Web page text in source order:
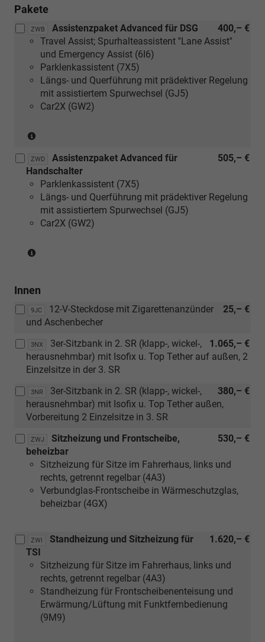
Pakete
ZWB 400,– €
Assistenzpaket Advanced für DSG
Travel Assist; Spurhalteassistent ''Lane Assist''
und Emergency Assist (6I6)
Parklenkassistent (7X5)
Längs- und Querführung mit prädektiver Regelung
mit assistiertem Spurwechsel (GJ5)
Car2X (GW2)
Verbindung
mit
DSG)
ZWD 505,– €
Assistenzpaket Advanced für
Handschalter
Parklenkassistent (7X5)
Längs- und Querführung mit prädektiver Regelung
mit assistiertem Spurwechsel (GJ5)
Car2X (GW2)
mit
Handschalter)
Innen
9JC 25,– €
12-V-Steckdose mit Zigarettenanzünder
und Aschenbecher
3NX 1.065,– €
3er-Sitzbank in 2. SR (klapp-, wickel-,
herausnehmbar) mit Isofix u. Top Tether auf außen, 2
Einzelsitze in der 3. SR
3NR 380,– €
3er-Sitzbank in 2. SR (klapp-, wickel-,
herausnehmbar) mit Isofix u. Top Tether außen,
Vorbereitung 2 Einzelsitze in 3. SR
ZWJ 530,– €
Sitzheizung und Frontscheibe,
beheizbar
Sitzheizung für Sitze im Fahrerhaus, links und
rechts, getrennt regelbar (4A3)
Verbundglas-Frontscheibe in Wärmeschutzglas,
beheizbar (4GX)
ZWI 1.620,– €
Standheizung und Sitzheizung für
TSI
Sitzheizung für Sitze im Fahrerhaus, links und
rechts, getrennt regelbar (4A3)
Standheizung für Frontscheibenenteisung und
Erwärmung/Lüftung mit Funktfernbedienung
(9M9)